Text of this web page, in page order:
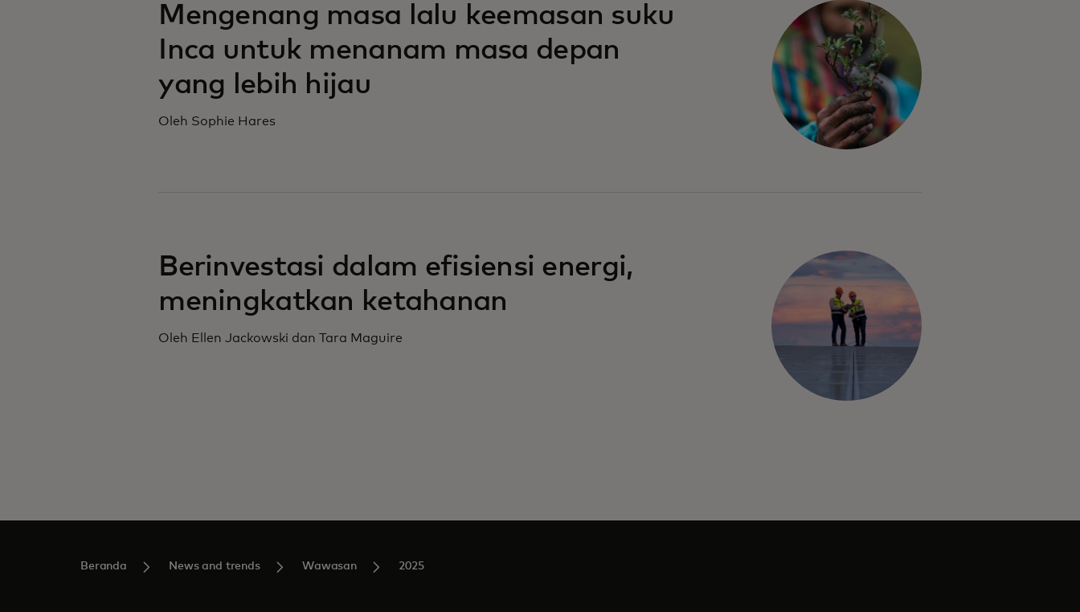
Mengenang masa lalu keemasan suku
Inca untuk menanam masa depan
yang lebih hijau
Oleh Sophie Hares
Berinvestasi dalam efisiensi energi,
meningkatkan ketahanan
Oleh Ellen Jackowski dan Tara Maguire
Beranda News and trends Wawasan 2025